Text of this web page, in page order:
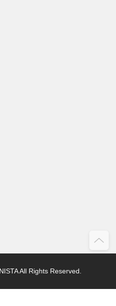
All Rights Reserved.